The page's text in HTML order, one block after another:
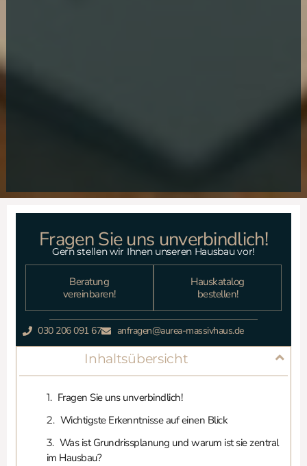
Fragen Sie uns unverbindlich!
Gern stellen wir Ihnen unseren Hausbau vor!
Beratung
vereinbaren!
Hauskatalog
bestellen!
030 206 091 67 anfragen@aurea-massivhaus.de
Inhaltsübersicht
Fragen Sie uns unverbindlich!
Wichtigste Erkenntnisse auf einen Blick
Was ist Grundrissplanung und warum ist sie zentral
im Hausbau?